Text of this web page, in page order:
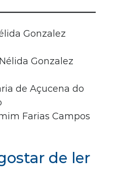
Gonzalez
Gonzalez
de Açucena do
Farias Campos
de ler